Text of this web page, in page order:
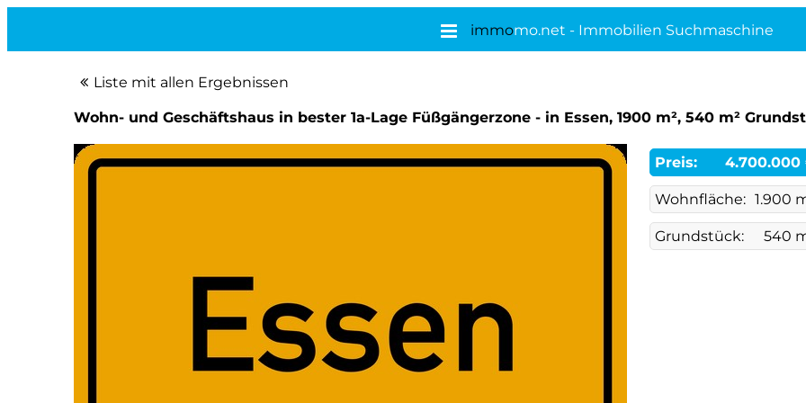
immomo.net - Immobilien Suchmaschine
Liste mit allen Ergebnissen
Wohn- und Geschäftshaus in bester 1a-Lage Füßgängerzone - in Essen, 1900 m², 540 m²
Preis: 4.700.000
Wohnfläche: 1.900
Grundstück: 540